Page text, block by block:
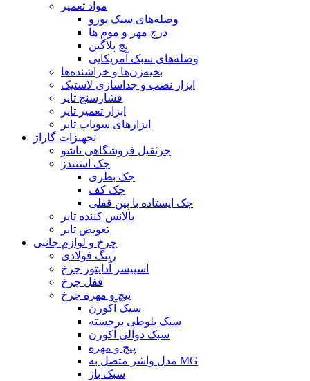
مواد تعمیر
وصله‌های سبک یورو
درج مهر و موم ها
پچ پلاگین
وصله‌های سبک آمریکایی
بخیه‌زن‌ها و خراشنده‌ها
ابزار نصب و جداسازی لاستیک
فشارسنج تایر
ابزار تعمیر تایر
ابزارهای سوپاپ تایر
تجهیزات گاراژ
جرثقیل فروشگاهی تاشو
جک استندز
جک بطری
جک کف
جک ایستاده با پین قفلی
بالانس کننده تایر
تعویض تایر
چرخ و لوازم جانبی
رینگ فولادی
اسپیسر آداپتور چرخ
قفل چرخ
پیچ و مهره چرخ
سبک آکورن
سبک بلوطی برجسته
سبک دوآلی آکورن
پیچ و مهره
مدل واشر متصل به MG
سبک باز